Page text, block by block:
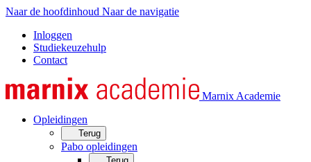
Naar de hoofdinhoud Naar de navigatie
Inloggen
Studiekeuzehulp
Contact
Marnix Academie
Opleidingen
Terug
Pabo opleidingen